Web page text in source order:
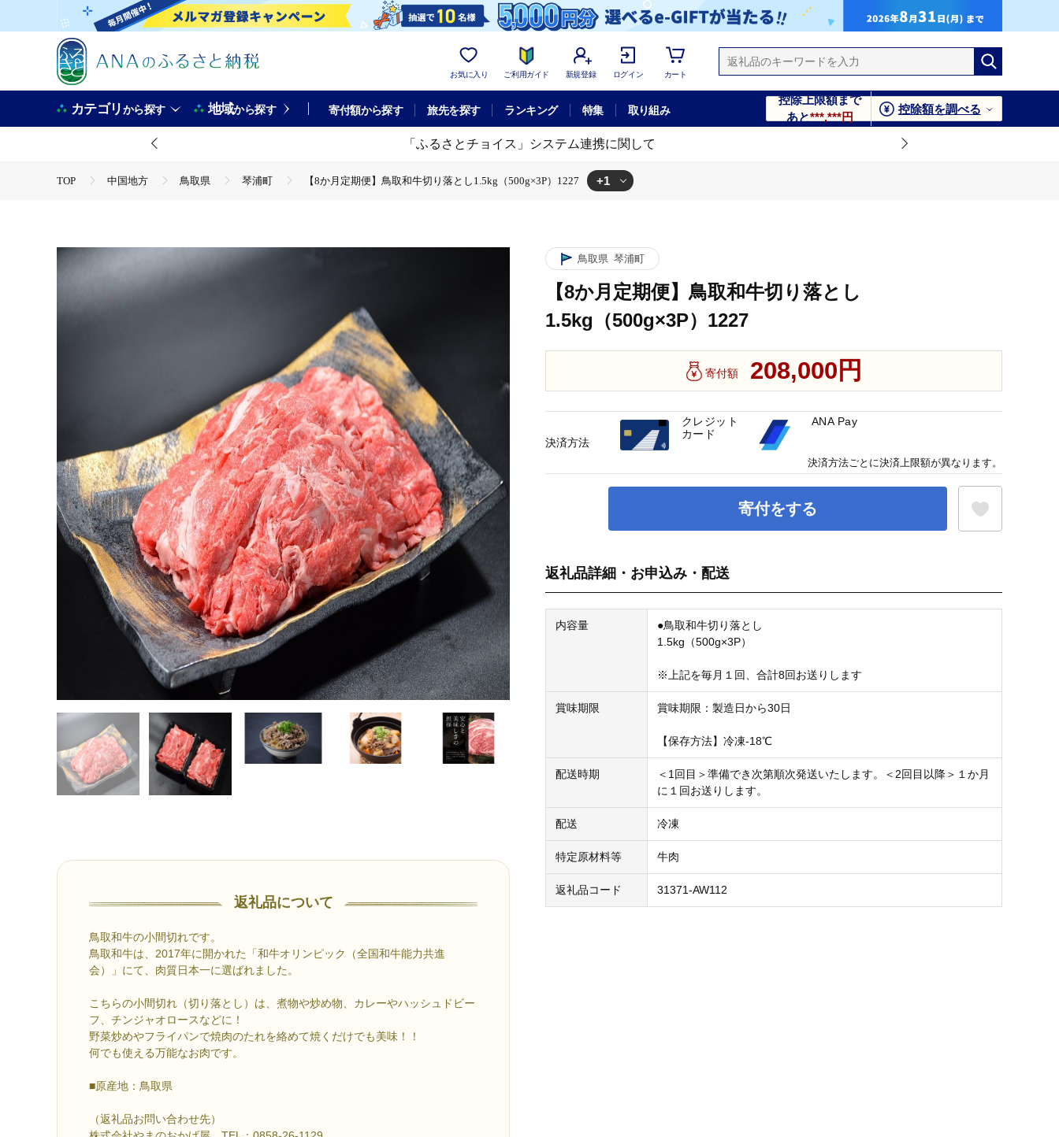
お気に入り ご利用ガイド 新規登録 ログイン カート
カテゴリから探す 地域から探す 寄付額から探す 旅先を探す ランキング 特集 取り組み
控除上限額まで
あと***,***円
控除額を調べる
「ふるさとチョイス」システム連携に関して
TOP 中国地方 鳥取県 琴浦町 【8か月定期便】鳥取和牛切り落とし1.5kg（500g×3P）1227 +1
返礼品について
鳥取和牛の小間切れです。
鳥取和牛は、2017年に開かれた「和牛オリンピック（全国和牛能力共進
会）」にて、肉質日本一に選ばれました。
こちらの小間切れ（切り落とし）は、煮物や炒め物、カレーやハッシュドビー
フ、チンジャオロースなどに！
野菜炒めやフライパンで焼肉のたれを絡めて焼くだけでも美味！！
何でも使える万能なお肉です。
■原産地：鳥取県
（返礼品お問い合わせ先）
鳥取県 琴浦町
【8か月定期便】鳥取和牛切り落とし
1.5kg（500g×3P）1227
寄付額 208,000円
寄付をする
返礼品詳細・お申込み・配送
内容量
●鳥取和牛切り落とし
1.5kg（500g×3P）
※上記を毎月１回、合計8回お送りします
賞味期限 賞味期限：製造日から30日
【保存方法】冷凍-18℃
配送時期
＜1回目＞準備でき次第順次発送いたします。＜2回目以降＞１か月
に１回お送りします。
配送 冷凍
特定原材料等 牛肉
返礼品コード 31371-AW112
決済方法
クレジット
カード
ANA Pay
決済方法ごとに決済上限額が異なります。